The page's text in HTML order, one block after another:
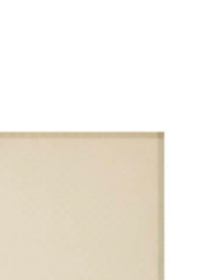
Polyester Tivil Kare
eşarbın deseninde
eşarp günlük
çiçekli eşarp hangi